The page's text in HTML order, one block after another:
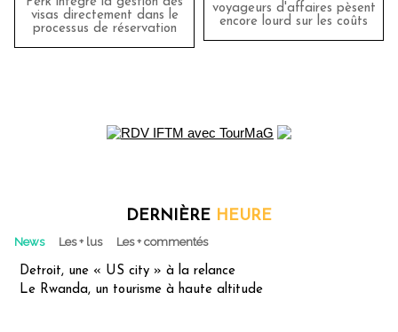
visas directement dans le
processus de réservation
voyageurs d'affaires pèsent
encore lourd sur les coûts
DERNIÈRE HEURE
News Les + lus Les + commentés
Detroit, une « US city » à la relance
Le Rwanda, un tourisme à haute altitude